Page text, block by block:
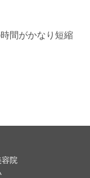
間がかなり短縮
容院